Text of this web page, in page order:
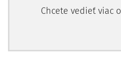
Chcete vedieť viac o